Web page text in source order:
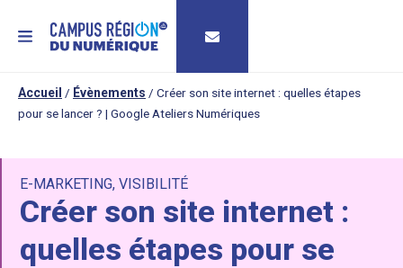
MENU
Accueil / Évènements / Créer son site internet : quelles étapes
pour se lancer ? | Google Ateliers Numériques
E-MARKETING, VISIBILITÉ
Créer son site internet :
quelles étapes pour se